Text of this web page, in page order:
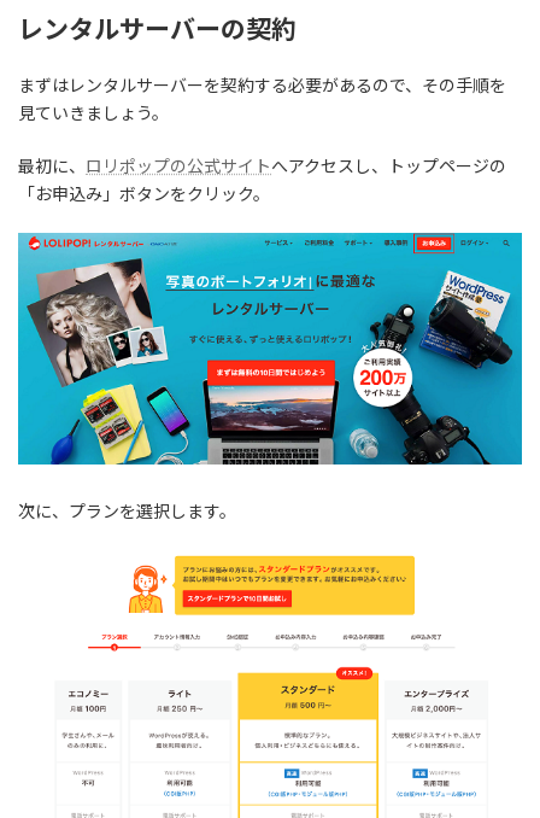
レンタルサーバーの契約
まずはレンタルサーバーを契約する必要があるので、その手順を
見ていきましょう。
最初に、 ロリポップの公式サイトへアクセスし、トップページの
「お申込み」ボタンをクリック。
次に、プランを選択します。